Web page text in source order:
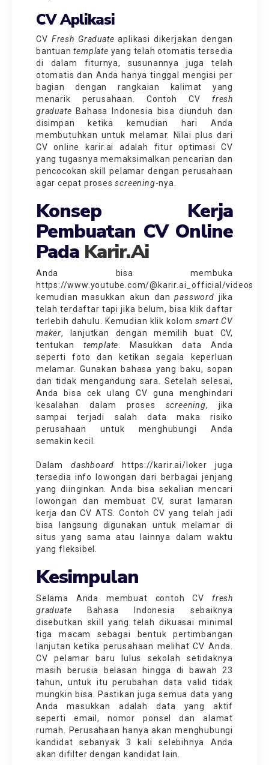
CV Aplikasi
CV Fresh Graduate aplikasi dikerjakan dengan
bantuantemplate yang telah otomatis tersedia
di dalam fiturnya, susunannya juga telah
otomatis dan Anda hanya tinggal mengisi per
bagian dengan rangkaian kalimat yang
menarik perusahaan. Contoh CV fresh
graduate Bahasa Indonesia bisa diunduh dan
disimpan ketika kemudian hari Anda
membutuhkan untuk melamar. Nilai plus dari
CV online karir.ai adalah fitur optimasi CV
yang tugasnya memaksimalkan pencarian dan
pencocokan skill pelamar dengan perusahaan
agar cepat prosesscreening-nya.
Konsep Kerja
Pembuatan CV Online
Pada Karir.ai
Anda bisa membuka
https://www.youtube.com/@karir.ai_official/videos
kemudian masukkan akun danpassword jika
telah terdaftar tapi jika belum, bisa klik daftar
terlebih dahulu. Kemudian klik kolom smart CV
maker, lanjutkan dengan memilih buat CV,
tentukan template . Masukkan data Anda
seperti foto dan ketikan segala keperluan
melamar. Gunakan bahasa yang baku, sopan
dan tidak mengandung sara. Setelah selesai,
Anda bisa cek ulang CV guna menghindari
kesalahan dalam proses screening, jika
sampai terjadi salah data maka risiko
perusahaan untuk menghubungi Anda
semakin kecil.
Dalam dashboard https://karir.ai/loker juga
tersedia info lowongan dari berbagai jenjang
yang diinginkan. Anda bisa sekalian mencari
lowongan dan membuat CV, surat lamaran
kerja dan CV ATS. Contoh CV yang telah jadi
bisa langsung digunakan untuk melamar di
situs yang sama atau lainnya dalam waktu
yang fleksibel.
Kesimpulan
Selama Anda membuat contoh CV fresh
graduate Bahasa Indonesia sebaiknya
disebutkan skill yang telah dikuasai minimal
tiga macam sebagai bentuk pertimbangan
lanjutan ketika perusahaan melihat CV Anda.
CV pelamar baru lulus sekolah setidaknya
masih berusia belasan hingga di bawah 23
tahun, untuk itu perubahan data valid tidak
mungkin bisa. Pastikan juga semua data yang
Anda masukkan adalah data yang aktif
seperti email, nomor ponsel dan alamat
rumah. Perusahaan hanya akan menghubungi
kandidat sebanyak 3 kali selebihnya Anda
akan difilter dengan kandidat lain.